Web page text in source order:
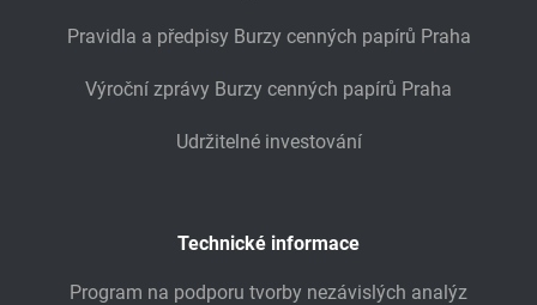
Pravidla a předpisy Burzy cenných papírů Praha
Výroční zprávy Burzy cenných papírů Praha
Udržitelné investování
Technické informace
Program na podporu tvorby nezávislých analýz